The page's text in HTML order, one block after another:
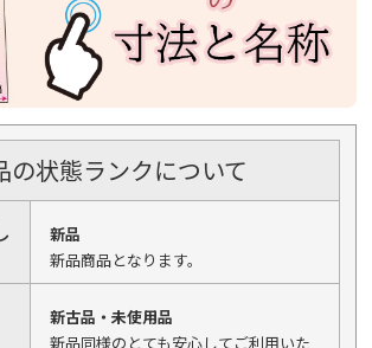
の状態ランクについて
新品
新品商品となります。
新古品・未使用品
新品同様のとても安心してご利用いた